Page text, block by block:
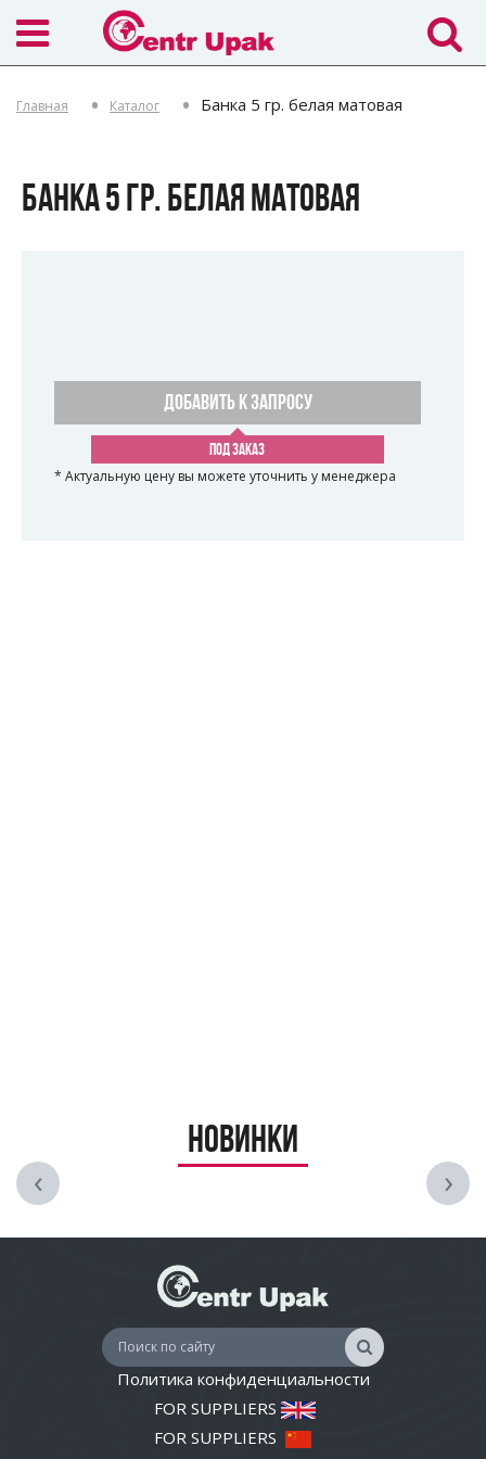
Главная Каталог Банка 5 гр. белая матовая
БАНКА 5 ГР. БЕЛАЯ МАТОВАЯ
ДОБАВИТЬ К ЗАПРОСУ
ПОД ЗАКАЗ
* Актуальную цену вы можете уточнить у менеджера
Новинки
‹ ›
Политика конфиденциальности
FOR SUPPLIERS
FOR SUPPLIERS